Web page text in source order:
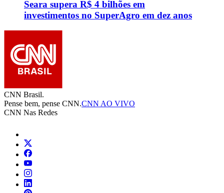
Seara supera R$ 4 bilhões em
investimentos no SuperAgro em dez anos
CNN Brasil.
Pense bem, pense CNN.CNN AO VIVO
CNN Nas Redes